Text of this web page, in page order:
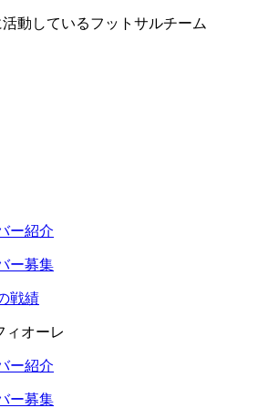
動しているフットサルチーム
ー紹介
ー募集
戦績
ィオーレ
ー紹介
ー募集